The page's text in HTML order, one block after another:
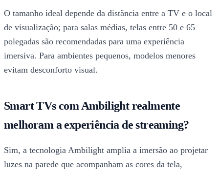
O tamanho ideal depende da distância entre a TV e o local
de visualização; para salas médias, telas entre 50 e 65
polegadas são recomendadas para uma experiência
imersiva. Para ambientes pequenos, modelos menores
evitam desconforto visual.
Smart TVs com Ambilight realmente
melhoram a experiência de streaming?
Sim, a tecnologia Ambilight amplia a imersão ao projetar
luzes na parede que acompanham as cores da tela,